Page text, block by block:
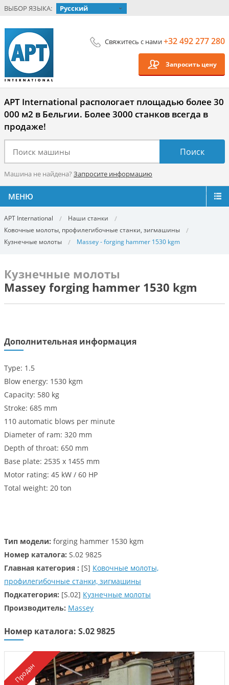
ВЫБОР ЯЗЫКА: Русский
Свяжитесь с нами+32 492 277 280
Запросить цену
APT International распологает площадью более 30
000 м2 в Бельгии. Более 3000 станков всегда в
продаже!
Машина не найдена? Запросите информацию
МЕНЮ
APT International
Наши станки
Ковочные молоты, профилегибочные станки, зигмашины
Кузнечные молоты
Massey - forging hammer 1530 kgm
Кузнечные молоты
Massey forging hammer 1530 kgm
Дополнительная информация
Type: 1.5
Blow energy: 1530 kgm
Capacity: 580 kg
Stroke: 685 mm
110 automatic blows per minute
Diameter of ram: 320 mm
Depth of throat: 650 mm
Base plate: 2535 x 1455 mm
Motor rating: 45 kW / 60 HP
Total weight: 20 ton
Тип модели: forging hammer 1530 kgm
Номер каталога: S.02 9825
Главная категория : [S] Ковочные молоты,
профилегибочные станки, зигмашины
Подкатегория: [S.02] Кузнечные молоты
Производитель: Massey
Номер каталога: S.02 9825
Продан